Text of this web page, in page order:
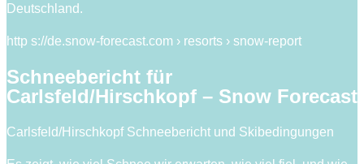
Deutschland.
http s://de.snow-forecast.com › resorts › snow-report
Schneebericht für
Carlsfeld/Hirschkopf – Snow Forecast
Carlsfeld/Hirschkopf Schneebericht und Skibedingungen